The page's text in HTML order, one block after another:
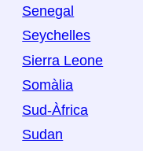
Senegal
Seychelles
Sierra Leone
Somàlia
Sud-Àfrica
Sudan